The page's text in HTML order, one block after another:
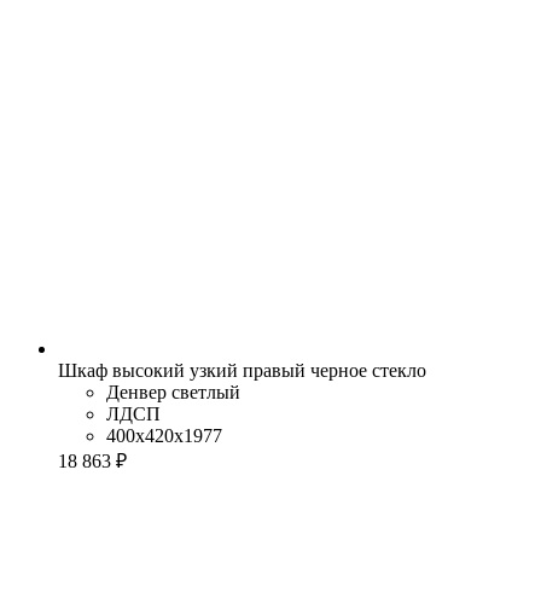
Шкаф высокий узкий правый черное стекло
Денвер светлый
ЛДСП
400x420x1977
18 863 ₽